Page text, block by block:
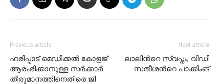
Previous article
ഹരിപ്പാട് മെഡിക്കല്‍ കോളജ്
ആരംഭിക്കാനുള്ള സര്‍ക്കാര്‍
തീരുമാനത്തിനെതിരെ ജി
Next article
ലാലിന്‍റെ സ്വപ്നം, വിഡി
സതീശന്‍റെ പാക്കിംങ്